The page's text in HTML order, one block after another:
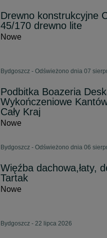
Drewno konstrukcyjne
45/170 drewno lite
Nowe
Bydgoszcz - Odświeżono dnia 07
Podbitka Boazeria
Wykończeniowe
Cały Kraj
Nowe
Bydgoszcz - Odświeżono dnia 06
Więźba dachowa,łaty,
Tartak
Nowe
Bydgoszcz - 22 lipca 2026